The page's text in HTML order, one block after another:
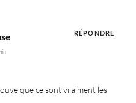
que ce sont vraiment les
RÉPONDRE